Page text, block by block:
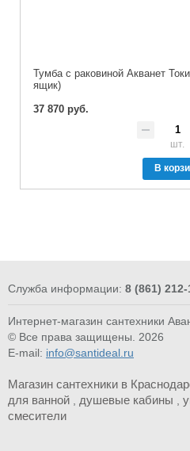
Тумба с раковиной Акванет
ящик)
37 870 руб.
шт.
В
Служба информации: 8 (861)
Интернет-магазин сантехники
© Все права защищены. 2026
E-mail: info@santideal.ru
Магазин сантехники в
для ванной , душевые кабины ,
смесители